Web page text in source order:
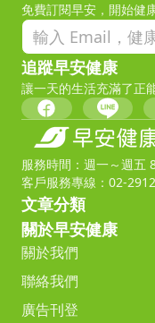
免費訂閱早安，開始健
追蹤早安健康
讓一天的生活充滿了正
服務時間：週一～週五
客戶服務專線：02-
文章分類
關於早安健康
關於我們
聯絡我們
廣告刊登